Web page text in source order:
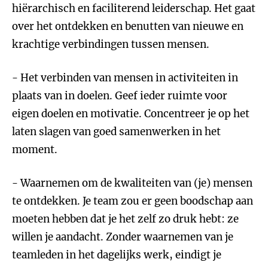
hiërarchisch en faciliterend leiderschap. Het gaat
over het ontdekken en benutten van nieuwe en
krachtige verbindingen tussen mensen.
- Het verbinden van mensen in activiteiten in
plaats van in doelen. Geef ieder ruimte voor
eigen doelen en motivatie. Concentreer je op het
laten slagen van goed samenwerken in het
moment.
- Waarnemen om de kwaliteiten van (je) mensen
te ontdekken. Je team zou er geen boodschap aan
moeten hebben dat je het zelf zo druk hebt: ze
willen je aandacht. Zonder waarnemen van je
teamleden in het dagelijks werk, eindigt je